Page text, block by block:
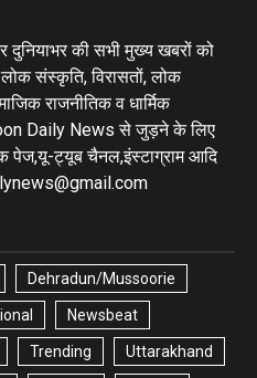
की सभी मुख्य खबरों को
संस्कृति, विरासतों, लोक
राजनीतिक व धार्मिक
Daily News से जुड़ने के लिए
पेज,यू-ट्यूब चैनल,इंस्टाग्राम आदि
Dehradun/Mussoorie
Newsbeat
Trending Uttarakhand